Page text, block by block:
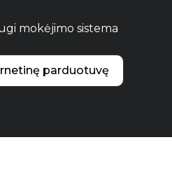
mokėjimo sistema
parduotuvę